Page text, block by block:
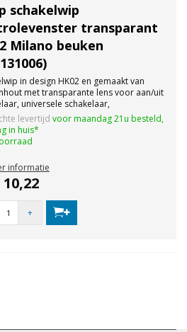
schakelwip
transparant
Milano beuken
in design HK02 en gemaakt van
met transparante lens voor aan/uit
universele schakelaar,
drukknop, beschermingsklasse
OP, afbeelding wijkt af!
levertijd voor maandag 21u besteld,
in huis*
informatie
10,22
+